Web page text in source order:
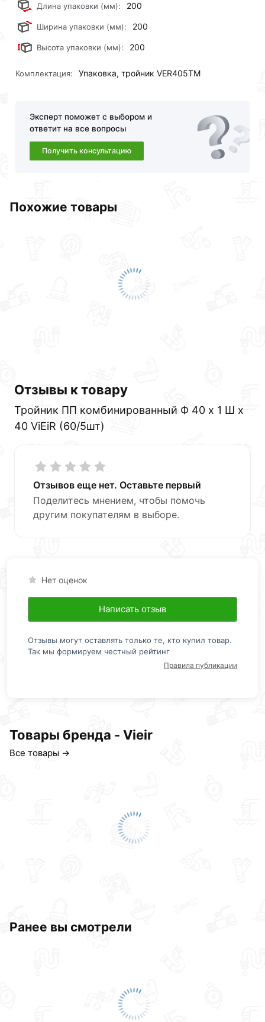
Длина упаковки (мм): 200
Ширина упаковки (мм): 200
Высота упаковки (мм): 200
Комплектация: Упаковка, тройник VER405TM
Эксперт поможет с выбором и
ответит на все вопросы
Получить консультацию
Похожие товары
Отзывы к товару
Тройник ПП комбинированный Ф 40 х 1 Ш х
40 ViEiR (60/5шт)
Отзывов еще нет. Оставьте первый
Поделитесь мнением, чтобы помочь
другим покупателям в выборе.
Нет оценок
Написать отзыв
Отзывы могут оставлять только те, кто купил товар.
Так мы формируем честный рейтинг
Правила публикации
Товары бренда - Vieir
Все товары →
Ранее вы смотрели